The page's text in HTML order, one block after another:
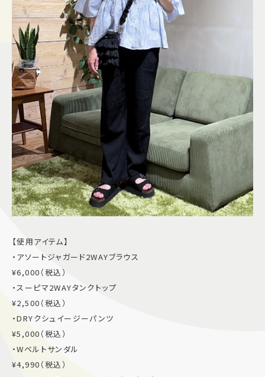
【使用アイテム】
・アソートジャガード2WAYブラウス
¥6,000（税込）
・スーピマ2WAYタンクトップ
¥2,500（税込）
・DRYクシュイージーパンツ
¥5,000（税込）
・Wベルトサンダル
¥4,990（税込）